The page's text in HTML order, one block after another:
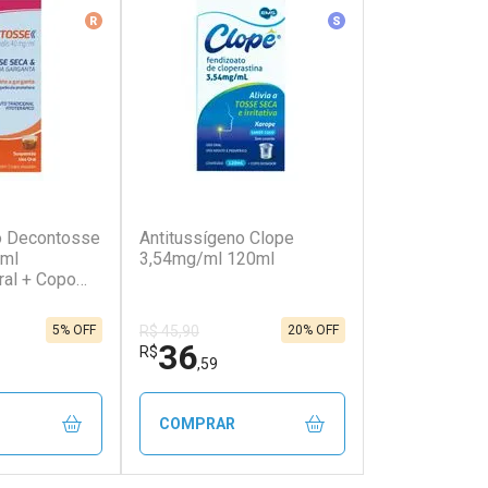
Decontosse
+ Copo
Medicamento De Referência
5% OFF
Antitussígeno Clope
3,54mg/ml 120ml
Medicamento Similar
R$ 45,90
R$36,59
20% OFF
COMPRAR